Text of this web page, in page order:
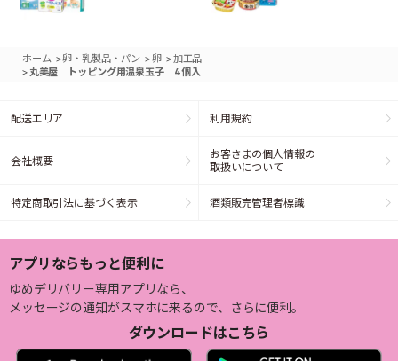
ホーム >卵・乳製品・パン >卵 >加工品
> 丸美屋 トッピング用温泉玉子 4個入
配送エリア 利用規約
会社概要
お客さまの個人情報の
取扱いについて
特定商取引法に基づく表示 酒類販売管理者標識
アプリならもっと便利に
ゆめデリバリー専用アプリなら、
メッセージの通知がスマホに来るので、さらに便利。
ダウンロードはこちら